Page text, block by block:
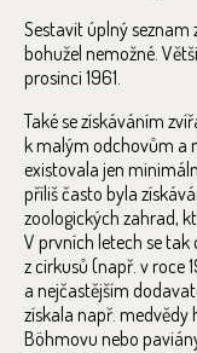
Sestavit úplný seznam
bohužel nemožné.
prosinci 1961.
Také se získáváním
k malým odchovům a
existovala jen
příliš často byla
zoologických zahrad,
V prvních letech se
z cirkusů (např. v roce
a nejčastějším
získala např. medvědy
Böhmovu nebo